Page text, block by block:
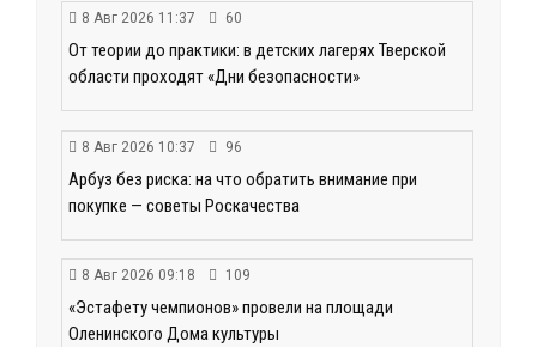
8 Авг 2026 11:37 60
От теории до практики: в детских лагерях Тверской
области проходят «Дни безопасности»
8 Авг 2026 10:37 96
Арбуз без риска: на что обратить внимание при
покупке — советы Роскачества
8 Авг 2026 09:18 109
«Эстафету чемпионов» провели на площади
Оленинского Дома культуры